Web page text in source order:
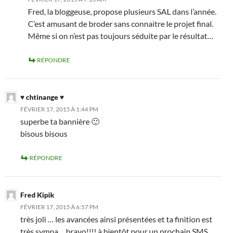
Fred, la bloggeuse, propose plusieurs SAL dans l’année.
C’est amusant de broder sans connaitre le projet final.
Même si on n’est pas toujours séduite par le résultat…
RÉPONDRE
♥ chtinange ♥
FÉVRIER 17, 2015 À 1:44 PM
superbe ta bannière 🙂
bisous bisous
RÉPONDRE
Fred Kipik
FÉVRIER 17, 2015 À 6:57 PM
très joli … les avancées ainsi présentées et ta finition est